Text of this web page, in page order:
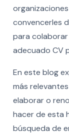
convencerles
para colaborar
adecuado CV
En este blog
más
elaborar o
hacer de esta
búsqueda de